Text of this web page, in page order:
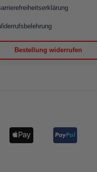
Bestellung widerrufen